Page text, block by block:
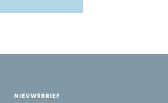
NIEUWSBRIEF